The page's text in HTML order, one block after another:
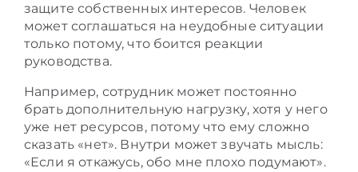
защите собственных интересов. Человек
может соглашаться на неудобные ситуации
только потому, что боится реакции
руководства.
Например, сотрудник может постоянно
брать дополнительную нагрузку, хотя у него
уже нет ресурсов, потому что ему сложно
сказать «нет». Внутри может звучать мысль:
«Если я откажусь, обо мне плохо подумают».